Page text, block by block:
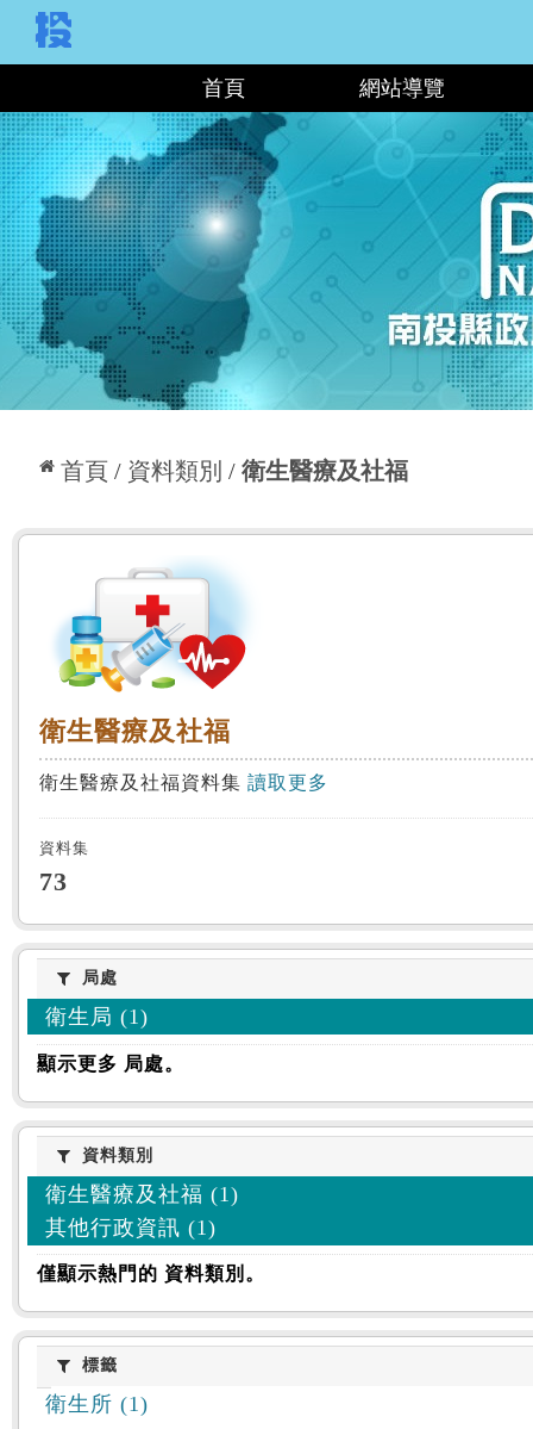
首頁 網站導覽
首頁 資料類別 衛生醫療及社福
:::
衛生醫療及社福
衛生醫療及社福
衛生醫療及社福資料集 讀取更多
資料集
73
局處局處
衛生局 (1)
顯示更多 局處。
資料類別
資料類別
衛生醫療及社福 (1)
其他行政資訊 (1)
僅顯示熱門的 資料類別。
標籤標籤
衛生所 (1)